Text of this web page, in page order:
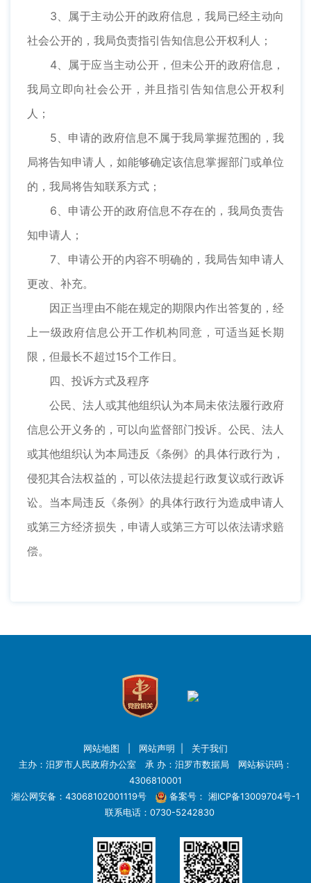
3、属于主动公开的政府信息，我局已经主动向
社会公开的，我局负责指引告知信息公开权利人；
4、属于应当主动公开，但未公开的政府信息，
我局立即向社会公开，并且指引告知信息公开权利
人；
5、申请的政府信息不属于我局掌握范围的，我
局将告知申请人，如能够确定该信息掌握部门或单位
的，我局将告知联系方式；
6、申请公开的政府信息不存在的，我局负责告
知申请人；
7、申请公开的内容不明确的，我局告知申请人
更改、补充。
因正当理由不能在规定的期限内作出答复的，经
上一级政府信息公开工作机构同意，可适当延长期
限，但最长不超过15个工作日。
四、投诉方式及程序
公民、法人或其他组织认为本局未依法履行政府
信息公开义务的，可以向监督部门投诉。公民、法人
或其他组织认为本局违反《条例》的具体行政行为，
侵犯其合法权益的，可以依法提起行政复议或行政诉
讼。当本局违反《条例》的具体行政行为造成申请人
或第三方经济损失，申请人或第三方可以依法请求赔
偿。
网站地图 网站声明
关于我们
主办：汨罗市人民政府办公室 承 办：汨罗市数据局 网站标识码：
4306810001
湘公网安备：43068102001119号
备案号： 湘ICP备13009704号-1
联系电话：0730-5242830